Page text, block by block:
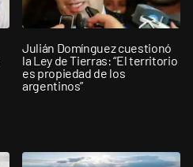
Julián Domínguez cuestionó
la Ley de Tierras: “El territorio
es propiedad de los
argentinos”